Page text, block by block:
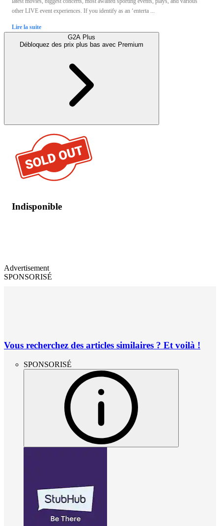
other LIVE event experiences. If you identify as an ‘enterta ...
Lire la suite
G2A Plus
Débloquez des prix plus bas avec Premium
Indisponible
Advertisement
SPONSORISÉ
Vous recherchez des articles similaires ? Et voilà !
SPONSORISÉ